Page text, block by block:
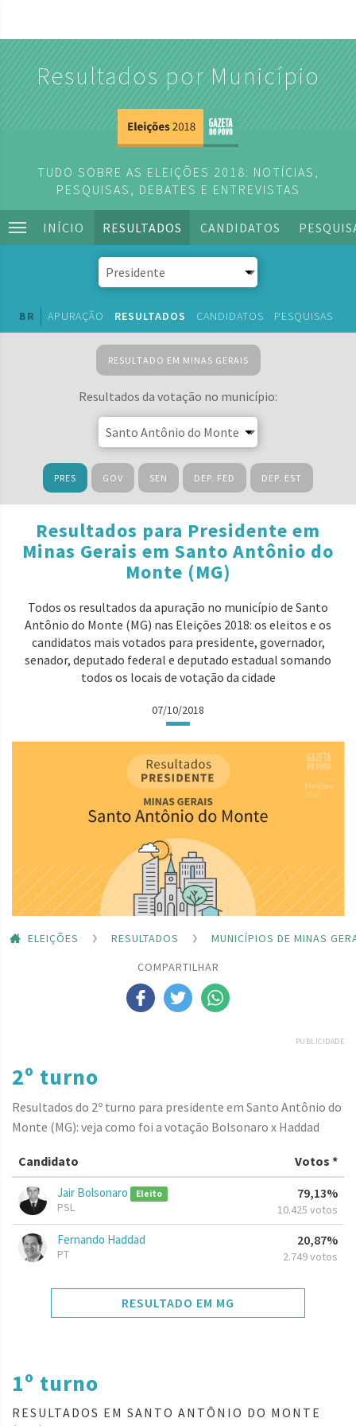
Resultados por Município
TUDO SOBRE AS ELEIÇÕES 2018: NOTÍCIAS,
PESQUISAS, DEBATES E ENTREVISTAS
INÍCIO RESULTADOS CANDIDATOS
BR APURAÇÃO RESULTADOS CANDIDATOS PESQUISAS
RESULTADO EM MINAS GERAIS
Resultados da votação no município:
PRES GOV SEN DEP. FED DEP. EST
Resultados para Presidente em
Minas Gerais em Santo Antônio do
Monte (MG)
Todos os resultados da apuração no município de Santo
Antônio do Monte (MG) nas Eleições 2018: os eleitos e os
candidatos mais votados para presidente, governador,
senador, deputado federal e deputado estadual somando
todos os locais de votação da cidade
07/10/2018
ELEIÇÕES RESULTADOS
MUNICÍPIOS DE MINAS
COMPARTILHAR
PUBLICIDADE
2º turno
Resultados do 2º turno para presidente em Santo Antônio do
Monte (MG): veja como foi a votação Bolsonaro x Haddad
Candidato Votos *
Jair Bolsonaro Eleito
PSL
79,13%
10.425 votos
Fernando Haddad
PT
20,87%
2.749 votos
RESULTADO EM MG
1º turno
RESULTADOS EM SANTO ANTÔNIO DO MONTE